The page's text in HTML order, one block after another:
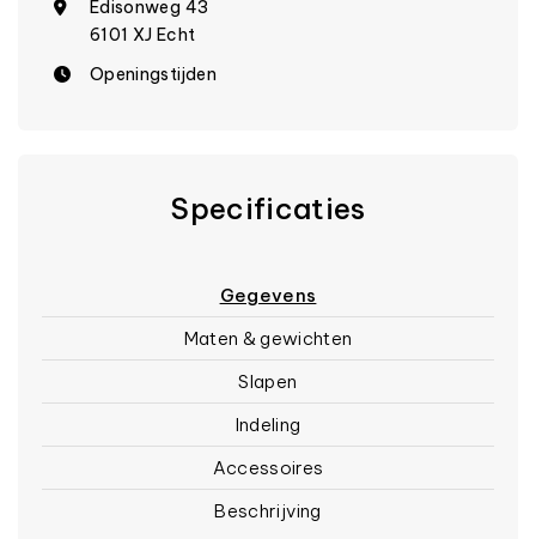
Edisonweg 43
6101 XJ Echt
Openingstijden
Specificaties
Gegevens
Maten & gewichten
Slapen
Indeling
Accessoires
Beschrijving